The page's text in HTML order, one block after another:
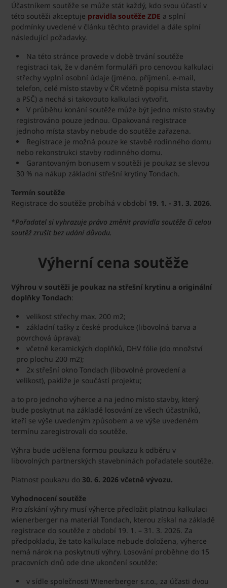
Účastníkem soutěže se může stát každý, kdo svou účastí v
této soutěži akceptuje pravidla soutěže ZDE a splní
podmínky uvedené v článku těchto pravidel a dále splní
následující požadavky.
Na této stránce provede v době trvání soutěže
registraci tak, že v daném formuláři pro cenovou kalkulaci
střechy vyplní osobní údaje (jméno, příjmení, e-mail,
telefon, celé místo stavby v ČR včetně popisu místa stavby
a PSČ) a nechá si takovouto kalkulaci vytvořit.
V průběhu konání soutěže může být jedno místo stavby
registrováno pouze jednou. Opakovaná registrace
jednoho místa stavby nebude do soutěže zařazena.
Registrace je možná pouze ke stavbě rodinného domu
nebo rekonstrukci stavby rodinného domu.
Garantovaným bonusem v soutěži je poukaz se slevou
30 % na nákup základní střešní krytiny Tondach.
Termín soutěže
Registrace do soutěže probíhá v období 19. 1. - 31. 3. 2026.
*Pořadatel si vyhrazuje právo změnit pravidla soutěže či celou
soutěž zrušit bez udání důvodu.
Výherní cena soutěže
Výhrou v soutěži je poukaz na střešní krytinu a originální
doplňky Tondach:
velikost střechy max. 200 m2;
základní tašky z české produkce (libovolná barva a
povrchová úprava);
včetně keramických doplňků, DHV fólie (do množství
pro plochu 200 m2);
2x střešní okno Tondach (libovolné provedení a
velikost), pakliže je součástí projektu;
a to pro jednoho výherce a na jedno místo stavby, který
bude poskytnut na základě losování ze všech účastníků,
kteří se výše uvedeným způsobem a ve výše uvedeném
termínu zaregistrovali do soutěže.
Výhra bude udělena formou poukazu k odběru v
libovolných partnerských stavebninách pořadatele soutěže.
Platnost poukazu do 30. 6. 2026 včetně vývozu.
Vyhodnocení soutěže
Pro získání výhry musí výherce předložit platnou kalkulaci
wienerberger na materiál Tondach, kterou získal na základě
registrace do soutěže z období 19. 1. – 31. 3. 2026. Za
předpokladu, že tato kalkulace nebude doložena, výherce
nemá nárok na poskytnutí výhry. Losování proběhne do 15
pracovních dnů ode dne ukončení soutěže:
v sídle společnosti Wienerberger s.r.o., za účasti dvou